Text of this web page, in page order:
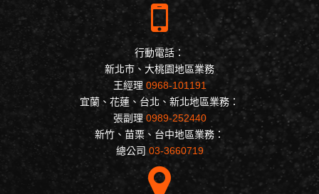
行動電話：
新北市、大桃園地區業務
王經理 0968-101191
宜蘭、花蓮、台北、新北地區業務：
張副理0989-252440
新竹、苗栗、台中地區業務：
總公司 03-3660719